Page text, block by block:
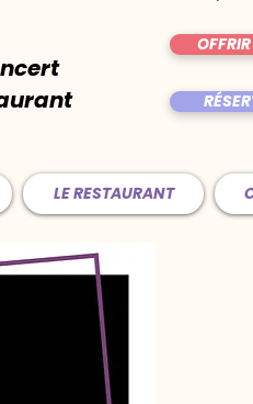
LE RESTAURANT